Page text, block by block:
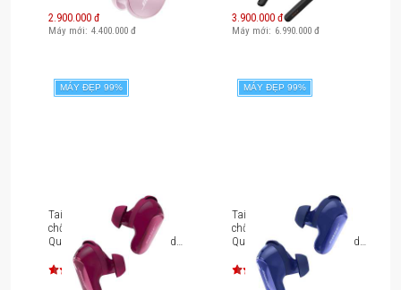
2.900.000 đ
Máy mới: 4.400.000 đ
3.900.000 đ
Máy mới: 6.990.000đ
MÁY ĐẸP 99%
Tai nghe True Wireless
chống ồn Bose
QuietComfort Ultra Earbuds
2 Deep Plum
MÁY ĐẸP 99%
Tai nghe True Wireless
chống ồn Bose
QuietComfort Ultra Earbuds
2 Midnight Violet